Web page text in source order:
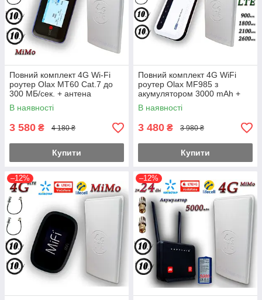
Повний комплект 4G Wi-Fi
роутер Olax MT60 Cat.7 до
300 МБ/сек. + антена
планшетна MIMO 2×24dbi (48
дБ) (4000mAh) (KS, VD, Life)
В наявності
3 580 ₴ 4 180 ₴
Купити
Повний комплект 4G WiFi
роутер Olax MF985 з
акумулятором 3000 mAh +
антена планшетна MIMO
2×24dbi
В наявності
3 480 ₴ 3 980 ₴
Купити
–12% –12%